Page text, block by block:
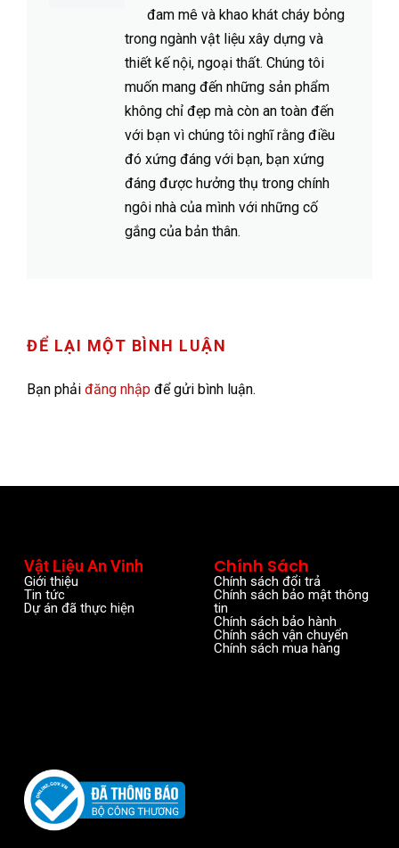
đam mê và khao khát cháy bỏng
trong ngành vật liệu xây dựng và
thiết kế nội, ngoại thất. Chúng tôi
muốn mang đến những sản phẩm
không chỉ đẹp mà còn an toàn đến
với bạn vì chúng tôi nghĩ rằng điều
đó xứng đáng với bạn, bạn xứng
đáng được hưởng thụ trong chính
ngôi nhà của mình với những cố
gắng của bản thân.
ĐỂ LẠI MỘT BÌNH LUẬN
Bạn phải đăng nhập để gửi bình luận.
Vật Liệu An Vinh
Giới thiệu
Tin tức
Dự án đã thực hiện
Chính Sách
Chính sách đổi trả
Chính sách bảo mật thông
tin
Chính sách bảo hành
Chính sách vận chuyển
Chính sách mua hàng